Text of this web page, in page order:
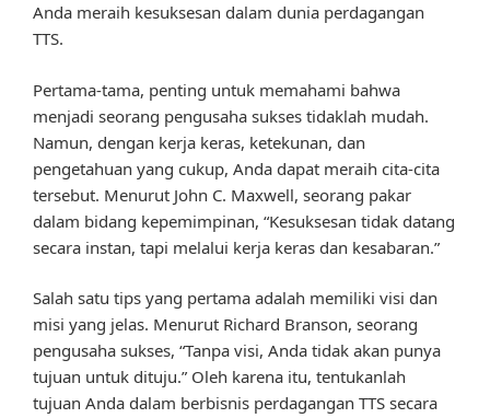
Anda meraih kesuksesan dalam dunia perdagangan
TTS.
Pertama-tama, penting untuk memahami bahwa
menjadi seorang pengusaha sukses tidaklah mudah.
Namun, dengan kerja keras, ketekunan, dan
pengetahuan yang cukup, Anda dapat meraih cita-cita
tersebut. Menurut John C. Maxwell, seorang pakar
dalam bidang kepemimpinan, “Kesuksesan tidak datang
secara instan, tapi melalui kerja keras dan kesabaran.”
Salah satu tips yang pertama adalah memiliki visi dan
misi yang jelas. Menurut Richard Branson, seorang
pengusaha sukses, “Tanpa visi, Anda tidak akan punya
tujuan untuk dituju.” Oleh karena itu, tentukanlah
tujuan Anda dalam berbisnis perdagangan TTS secara